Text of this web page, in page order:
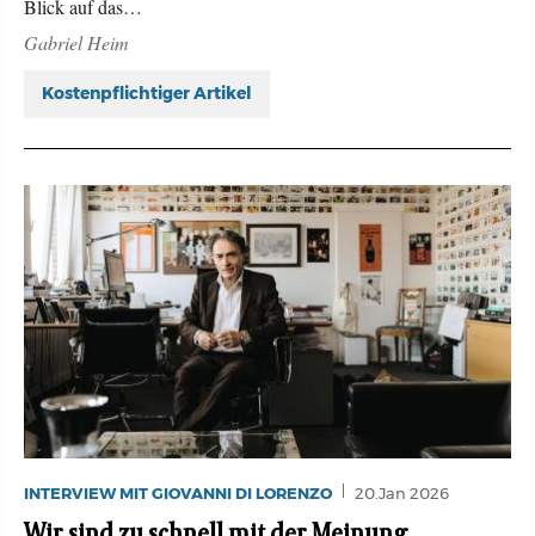
Blick auf das…
Gabriel Heim
Kostenpflichtiger Artikel
INTERVIEW MIT GIOVANNI DI LORENZO 20.Jan 2026